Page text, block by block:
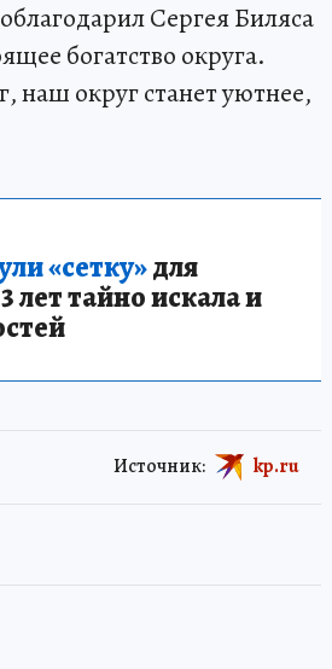
Сергея Биляса
богатство округа.
наш округ станет уютнее,
«сетку»для
лет тайно искала и
Источник: kp.ru